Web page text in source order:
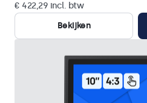
€ 422,29 incl. btw
Bekijken